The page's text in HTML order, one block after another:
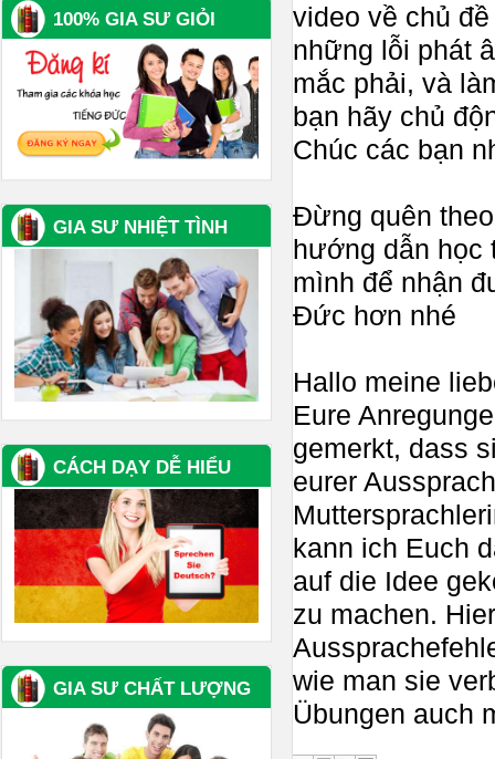
video về chủ
những lỗi phát
mắc phải, và
bạn hãy chủ
Chúc các bạn
Đừng quên
hướng dẫn học
mình để nhận
Đức hơn nhé
Hallo meine
Eure
gemerkt, dass
eurer
kann ich Euch
auf die Idee
zu machen.
wie man sie
Übungen auch
100% GIA SƯ GIỎI
GIA SƯ NHIỆT TÌNH
CÁCH DẠY DỄ HIỂU
GIA SƯ CHẤT LƯỢNG